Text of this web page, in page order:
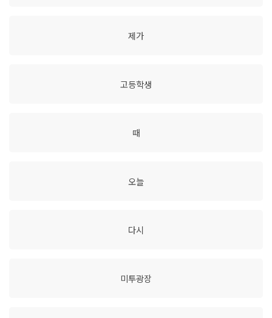
제가
고등학생
때
오늘
다시
미투광장